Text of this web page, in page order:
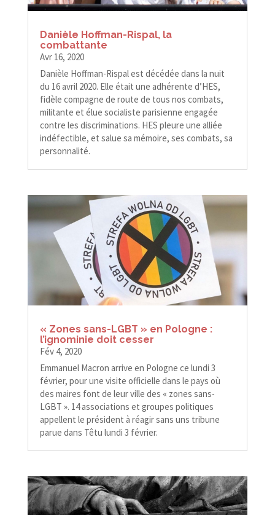
Danièle Hoffman-​​Rispal, la
combattante
Avr 16, 2020
Danièle Hoffman-​​Rispal est décédée dans la nuit
du 16 avril 2020. Elle était une adhérente d’HES,
fidèle compagne de route de tous nos combats,
militante et élue socialiste parisienne engagée
contre les discriminations. HES pleure une alliée
indéfectible, et salue sa mémoire, ses combats, sa
personnalité.
« Zones sans-​​LGBT » en Pologne :
l’ignominie doit cesser
Fév 4, 2020
Emmanuel Macron arrive en Pologne ce lundi 3
février, pour une visite officielle dans le pays où
des maires font de leur ville des « zones sans-​​
LGBT ». 14 associations et groupes politiques
appellent le président à réagir sans uns tribune
parue dans Têtu lundi 3 février.